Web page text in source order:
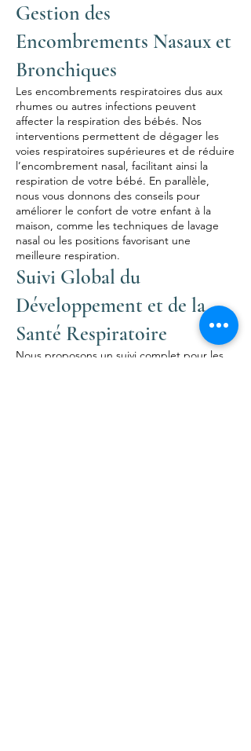
Gestion des
Encombrements Nasaux et
Bronchiques
Les encombrements respiratoires dus aux
rhumes ou autres infections peuvent
affecter la respiration des bébés. Nos
interventions permettent de dégager les
voies respiratoires supérieures et de réduire
l’encombrement nasal, facilitant ainsi la
respiration de votre bébé. En parallèle,
nous vous donnons des conseils pour
améliorer le confort de votre enfant à la
maison, comme les techniques de lavage
nasal ou les positions favorisant une
meilleure respiration.
Suivi Global du
Développement et de la
Santé Respiratoire
Nous proposons un suivi complet pour les